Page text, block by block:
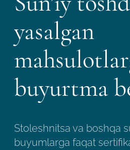
yasalgan
buyurtma
Stoleshnitsa va boshqa
buyumlarga faqat